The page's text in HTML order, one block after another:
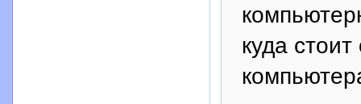
куда